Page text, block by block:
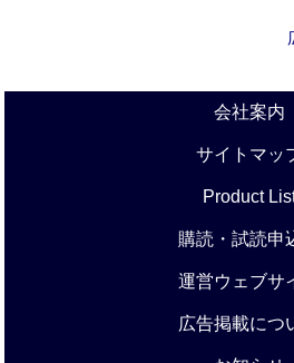
会社案内
サイトマッ
Product
購読・試読申
運営ウェブサ
広告掲載につ